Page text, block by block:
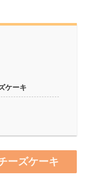
ケーキ
ーズケーキ